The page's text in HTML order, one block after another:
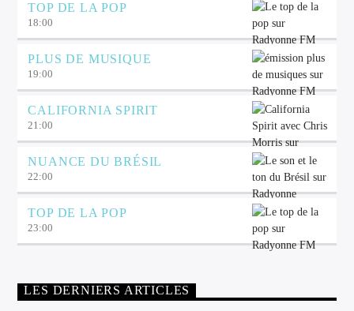
TOP DE LA POP
18:00
PLUS DE MUSIQUE
19:00
CALIFORNIA SPIRIT
21:00
NUANCE DU BRÉSIL
22:00
TOP DE LA POP
23:00
LES DERNIERS ARTICLES